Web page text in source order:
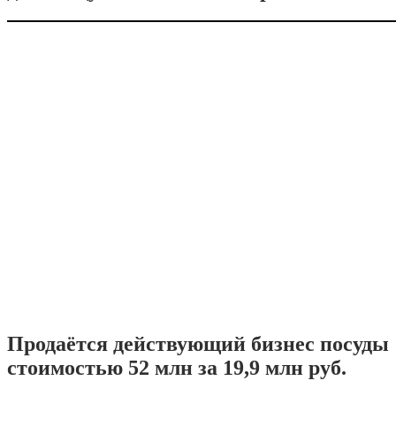
Продаётся действующий бизнес посуды
стоимостью 52 млн за 19,9 млн руб.